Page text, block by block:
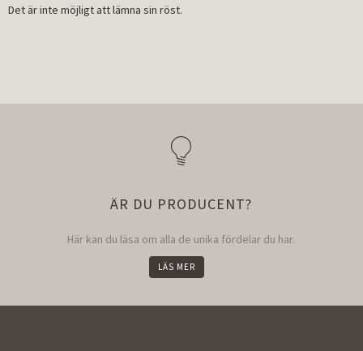
Det är inte möjligt att lämna sin röst.
ÄR DU PRODUCENT?
Här kan du läsa om alla de unika fördelar du har.
LÄS MER